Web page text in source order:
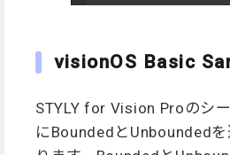
visionOS Basic
STYLY for Vision Proのシ
にBoundedとUnboundedを